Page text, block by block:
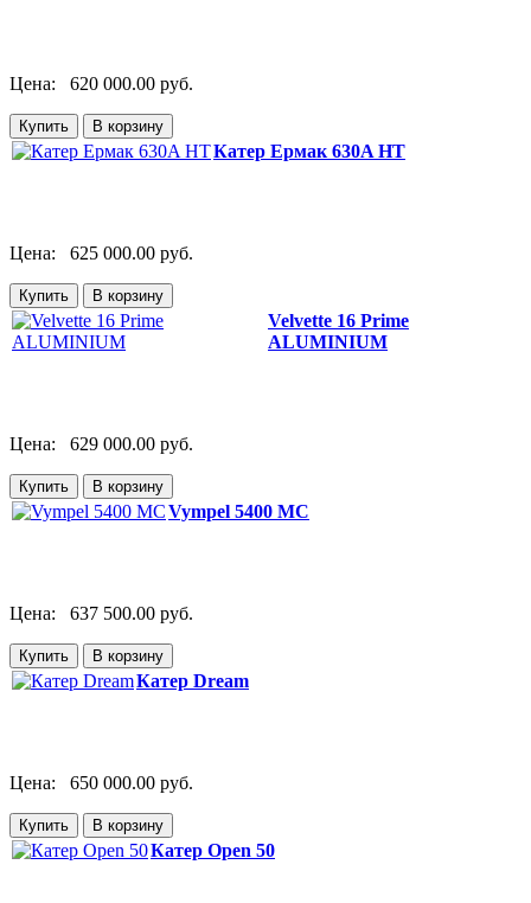
Цена: 620 000.00 руб.
Катер Ермак 630A НТ
Цена: 625 000.00 руб.
Velvette 16 Prime
ALUMINIUM
Цена: 629 000.00 руб.
Vympel 5400 MC
Цена: 637 500.00 руб.
Катер Dream
Цена: 650 000.00 руб.
Катер Open 50